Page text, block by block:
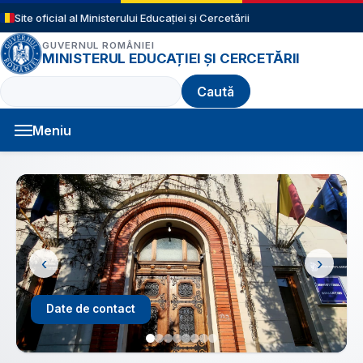
Sari la conținutul principal
Site oficial al Ministerului Educației și Cercetării
GUVERNUL ROMÂNIEI
MINISTERUL EDUCAȚIEI ȘI CERCETĂRII
Caută
Meniu
Structură an școlar 2026 - 2027
‹ ›